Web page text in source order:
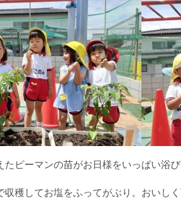
たピーマンの苗がお日様をいっぱい浴び
収穫してお塩をふってがぶり。おいし